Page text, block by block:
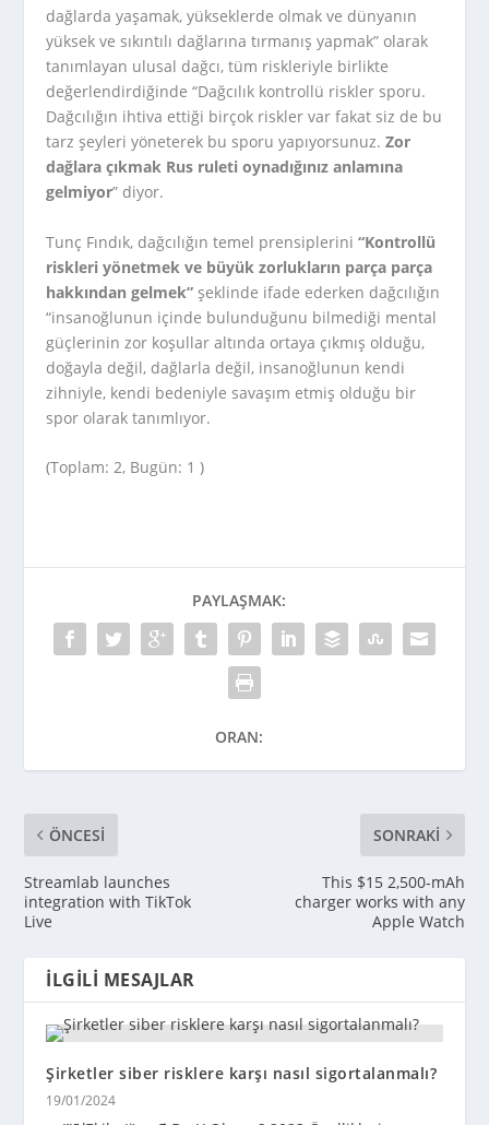
dağlarda yaşamak, yükseklerde olmak ve dünyanın
yüksek ve sıkıntılı dağlarına tırmanış yapmak” olarak
tanımlayan ulusal dağcı, tüm riskleriyle birlikte
değerlendirdiğinde “Dağcılık kontrollü riskler sporu.
Dağcılığın ihtiva ettiği birçok riskler var fakat siz de bu
tarz şeyleri yöneterek bu sporu yapıyorsunuz.Zor
dağlara çıkmak Rus ruleti oynadığınız anlamına
gelmiyor” diyor.
Tunç Fındık, dağcılığın temel prensiplerini“Kontrollü
riskleri yönetmek ve büyük zorlukların parça parça
hakkından gelmek” şeklinde ifade ederken dağcılığın
“insanoğlunun içinde bulunduğunu bilmediği mental
güçlerinin zor koşullar altında ortaya çıkmış olduğu,
doğayla değil, dağlarla değil, insanoğlunun kendi
zihniyle, kendi bedeniyle savaşım etmiş olduğu bir
spor olarak tanımlıyor.
(Toplam: 2, Bugün: 1 )
PAYLAŞMAK:
ORAN:
ÖNCESI
Streamlab launches
integration with TikTok
Live
SONRAKI
This $15 2,500-mAh
charger works with any
Apple Watch
İLGILI MESAJLAR
Şirketler siber risklere karşı nasıl sigortalanmalı?
19/01/2024